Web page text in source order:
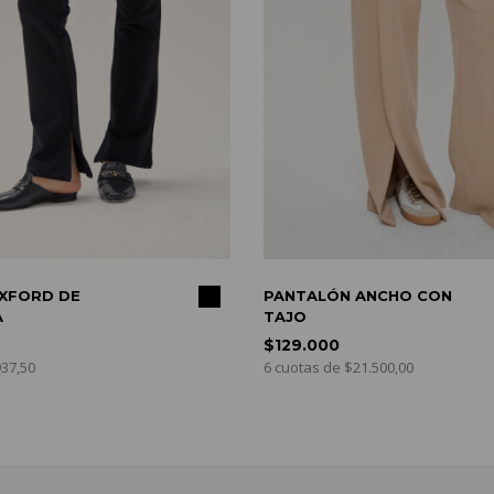
PANTALÓN ANCHO CON
6 cuotas de $21.500,00